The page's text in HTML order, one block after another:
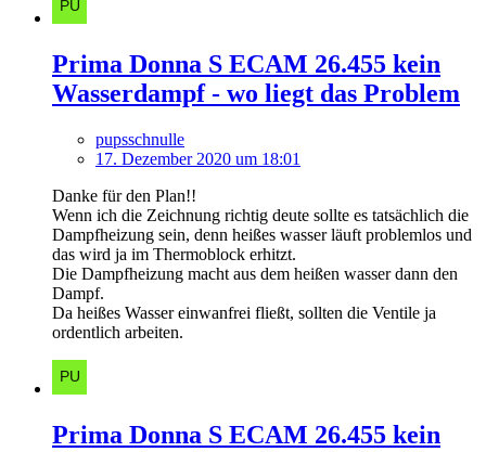
Prima Donna S ECAM 26.455 kein
Wasserdampf - wo liegt das Problem
pupsschnulle
17. Dezember 2020 um 18:01
Danke für den Plan!!
Wenn ich die Zeichnung richtig deute sollte es tatsächlich die
Dampfheizung sein, denn heißes wasser läuft problemlos und
das wird ja im Thermoblock erhitzt.
Die Dampfheizung macht aus dem heißen wasser dann den
Dampf.
Da heißes Wasser einwanfrei fließt, sollten die Ventile ja
ordentlich arbeiten.
Prima Donna S ECAM 26.455 kein